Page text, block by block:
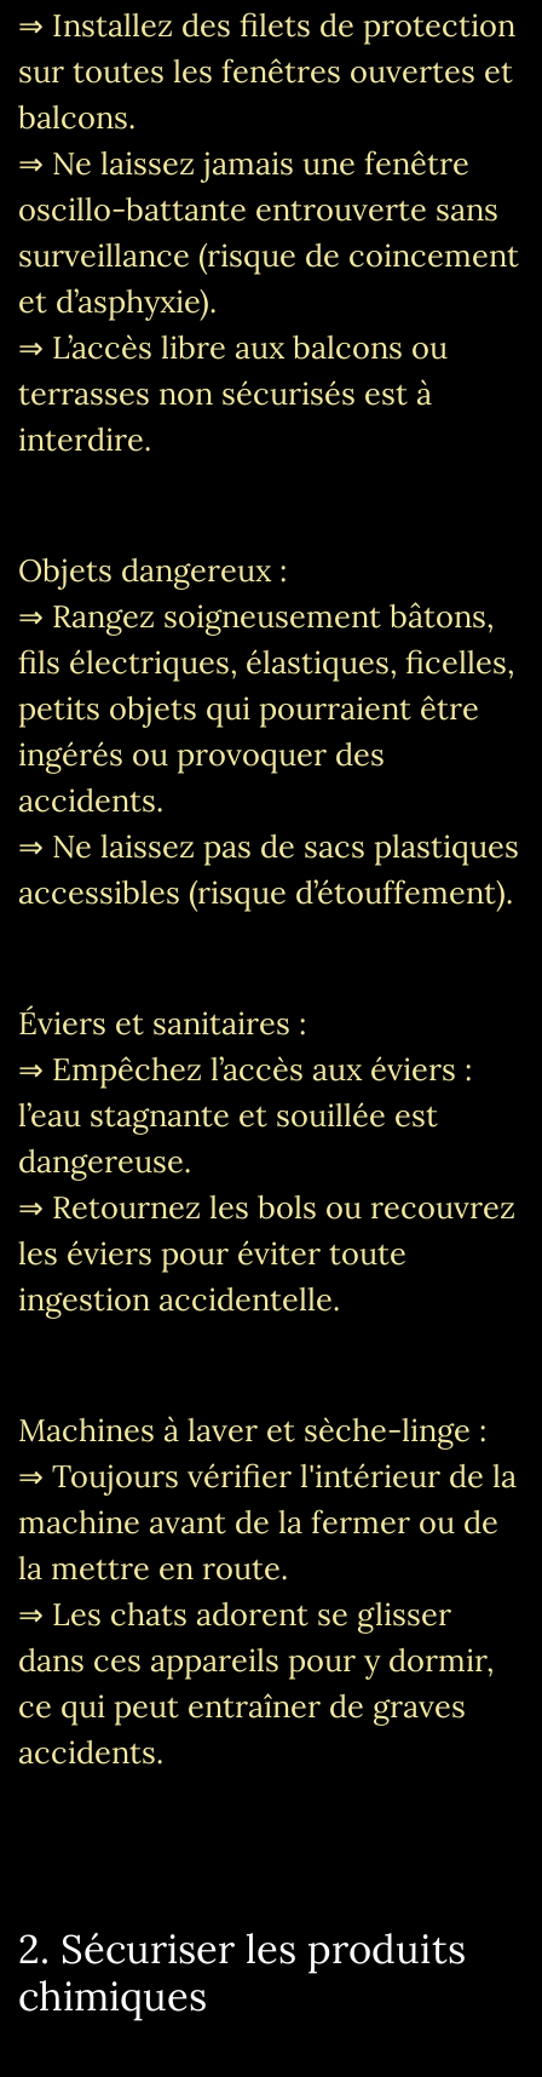
⇒ Installez des filets de protection
sur toutes les fenêtres ouvertes et
balcons.
⇒ Ne laissez jamais une fenêtre
oscillo-battante entrouverte sans
surveillance (risque de coincement
et d’asphyxie).
⇒ L’accès libre aux balcons ou
terrasses non sécurisés est à
interdire.
Objets dangereux :
⇒ Rangez soigneusement bâtons,
fils électriques, élastiques, ficelles,
petits objets qui pourraient être
ingérés ou provoquer des
accidents.
⇒ Ne laissez pas de sacs plastiques
accessibles (risque d’étouffement).
Éviers et sanitaires :
⇒ Empêchez l’accès aux éviers :
l’eau stagnante et souillée est
dangereuse.
⇒ Retournez les bols ou recouvrez
les éviers pour éviter toute
ingestion accidentelle.
Machines à laver et sèche-linge :
⇒ Toujours vérifier l'intérieur de la
machine avant de la fermer ou de
la mettre en route.
⇒ Les chats adorent se glisser
dans ces appareils pour y dormir,
ce qui peut entraîner de graves
accidents.
2. Sécuriser les produits
chimiques